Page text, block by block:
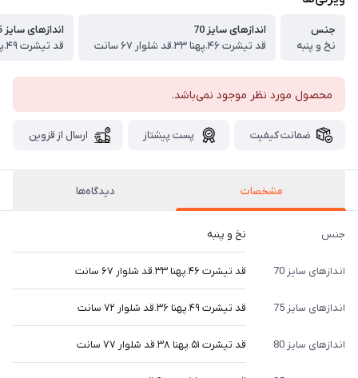
جنس
نخ و پنبه
اندازهای سایز 70
قد تیشرت ۴۶.پهنا ۳۳.قد شلوار ۶۷ سانت
اندازهای سایز 75
قد تیشرت ۴۹.پهنا ۳۶.قد شلوار ۷۲ سانت
محصول مورد نظر موجود نمی‌باشد.
ضمانت کیفیت پست پیشتاز ارسال از قزوین
مشخصات دیدگاه‌ها
جنس نخ و پنبه
اندازهای سایز 70 قد تیشرت ۴۶.پهنا ۳۳.قد شلوار ۶۷ سانت
اندازهای سایز 75 قد تیشرت ۴۹.پهنا ۳۶.قد شلوار ۷۲ سانت
اندازهای سایز 80 قد تیشرت ۵۱.پهنا ۳۸.قد شلوار ۷۷ سانت